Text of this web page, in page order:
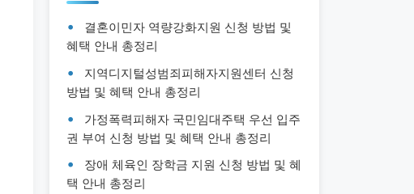
결혼이민자 역량강화지원 신청 방법 및
혜택 안내 총정리
지역디지털성범죄피해자지원센터 신청
방법 및 혜택 안내 총정리
가정폭력피해자 국민임대주택 우선 입주
권 부여 신청 방법 및 혜택 안내 총정리
장애 체육인 장학금 지원 신청 방법 및 혜
택 안내 총정리